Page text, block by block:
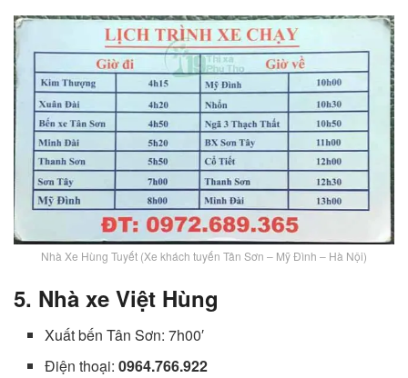
Nhà Xe Hùng Tuyết (Xe khách tuyến Tân Sơn – Mỹ Đình – Hà Nội)
5. Nhà xe Việt Hùng
Xuất bến Tân Sơn: 7h00′
Điện thoại:0964.766.922